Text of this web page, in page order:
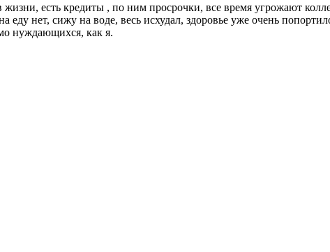
есть кредиты , по ним просрочки, все время угрожают
еду нет, сижу на воде, весь исхудал, здоровье уже очень
нуждающихся, как я.